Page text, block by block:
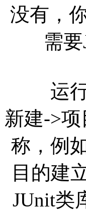
没有，
需
运行
新建->
称，例
目的建
JUnit类